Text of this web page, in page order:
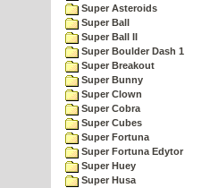
Super Asteroids
Super Ball
Super Ball II
Super Boulder Dash 1
Super Breakout
Super Bunny
Super Clown
Super Cobra
Super Cubes
Super Fortuna
Super Fortuna Edytor
Super Huey
Super Husa